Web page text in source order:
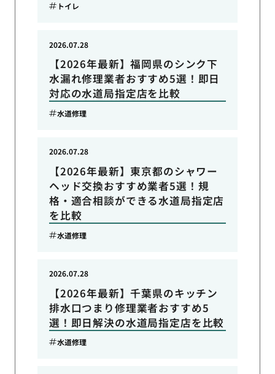
トイレ
【2026年最新】福岡県のシンク下
水漏れ修理業者おすすめ5選！即日
対応の水道局指定店を比較
2026.07.28
水道修理
【2026年最新】東京都のシャワー
ヘッド交換おすすめ業者5選！規
格・適合相談ができる水道局指定店
を比較
2026.07.28
水道修理
【2026年最新】千葉県のキッチン
排水口つまり修理業者おすすめ5
選！即日解決の水道局指定店を比較
2026.07.28
水道修理